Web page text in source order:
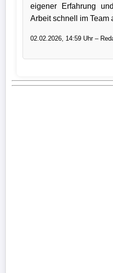
eigener Erfahrung
Arbeit schnell im Team
02.02.2026, 14:59 Uhr –